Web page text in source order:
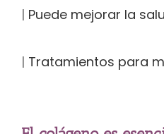
| Puede mejorar la
| Tratamientos para